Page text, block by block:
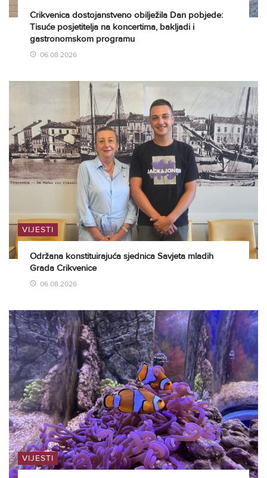
Crikvenica dostojanstveno obilježila Dan pobjede:
Tisuće posjetitelja na koncertima, bakljadi i
gastronomskom programu
06.08.2026
VIJESTI
Održana konstituirajuća sjednica Savjeta mladih
Grada Crikvenice
06.08.2026
VIJESTI